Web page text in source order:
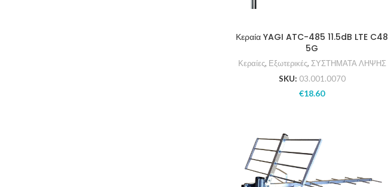
Κεραία YAGI ATC-485 11.5dB LTE C48
5G
Κεραίες, Εξωτερικές, ΣΥΣΤΗΜΑΤΑ ΛΗΨΗΣ
SKU: 03.001.0070
€18.60